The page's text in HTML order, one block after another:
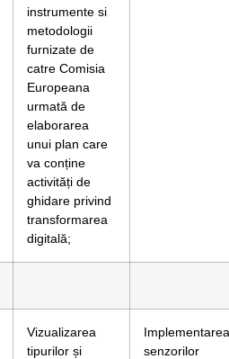
instrumente si
metodologii
furnizate de
catre Comisia
Europeana
urmată de
elaborarea
unui plan care
va conține
activități de
ghidare privind
transformarea
digitală;
Vizualizarea
tipurilor și
Implementarea
senzorilor